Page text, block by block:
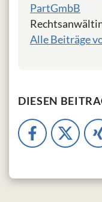
PartGmbB
Alle Beiträge
DIESEN